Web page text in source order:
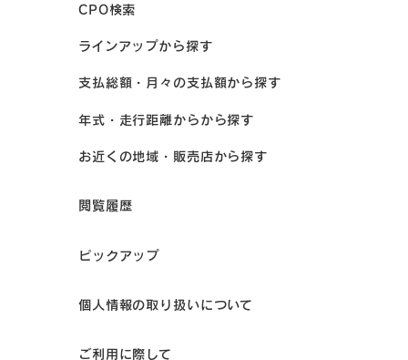
CPO検索
ラインアップから探す
支払総額・月々の支払額から探す
年式・走行距離からから探す
お近くの地域・販売店から探す
閲覧履歴
ピックアップ
個人情報の取り扱いについて
ご利用に際して